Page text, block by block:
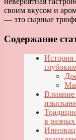
своим вкусом и
— это сырные
Содержание
История
Влияние
в